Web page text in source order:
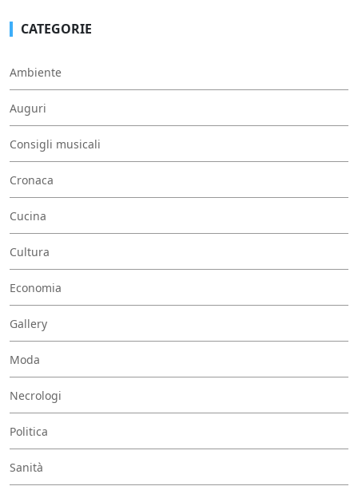
CATEGORIE
Ambiente
Auguri
Consigli musicali
Cronaca
Cucina
Cultura
Economia
Gallery
Moda
Necrologi
Politica
Sanità